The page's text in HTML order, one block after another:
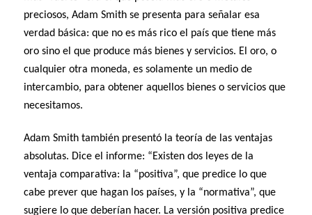
preciosos, Adam Smith se presenta para señalar esa
verdad básica: que no es más rico el país que tiene más
oro sino el que produce más bienes y servicios. El oro, o
cualquier otra moneda, es solamente un medio de
intercambio, para obtener aquellos bienes o servicios que
necesitamos.
Adam Smith también presentó la teoría de las ventajas
absolutas. Dice el informe: “Existen dos leyes de la
ventaja comparativa: la “positiva”, que predice lo que
cabe prever que hagan los países, y la “normativa”, que
sugiere lo que deberían hacer. La versión positiva predice